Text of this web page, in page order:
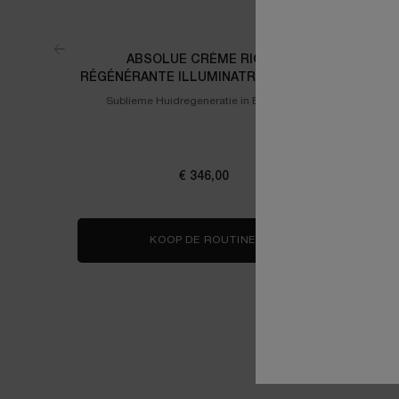
ABSOLUE CRÈME RICHE
RÉGÉNÉRANTE ILLUMINATRICE REFILL
Sublieme Huidregeneratie in Eén Week
€ 346,00
KOOP DE ROUTINE